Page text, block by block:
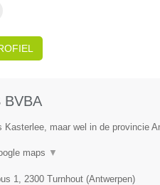
BVBA
Kasterlee, maar wel in de provincie
maps ▼
1, 2300 Turnhout(Antwerpen)